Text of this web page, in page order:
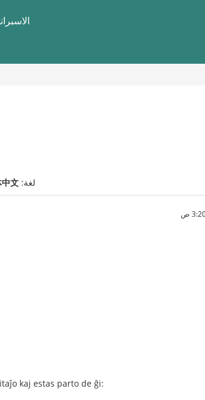
لغة: 文
kaj estas parto de ĝi: